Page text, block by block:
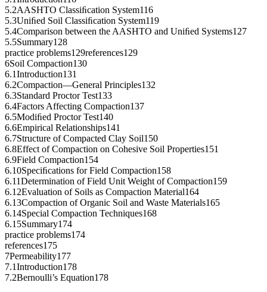
5.2AASHTO Classiﬁcation System116
5.3Uniﬁed Soil Classiﬁcation System119
5.4Comparison between the AASHTO and Uniﬁed Systems127
5.5Summary128
practice problems129references129
6Soil Compaction130
6.1Introduction131
6.2Compaction—General Principles132
6.3Standard Proctor Test133
6.4Factors Affecting Compaction137
6.5Modiﬁed Proctor Test140
6.6Empirical Relationships141
6.7Structure of Compacted Clay Soil150
6.8Effect of Compaction on Cohesive Soil Properties151
6.9Field Compaction154
6.10Speciﬁcations for Field Compaction158
6.11Determination of Field Unit Weight of Compaction159
6.12Evaluation of Soils as Compaction Material164
6.13Compaction of Organic Soil and Waste Materials165
6.14Special Compaction Techniques168
6.15Summary174
practice problems174
references175
7Permeability177
7.1Introduction178
7.2Bernoulli’s Equation178